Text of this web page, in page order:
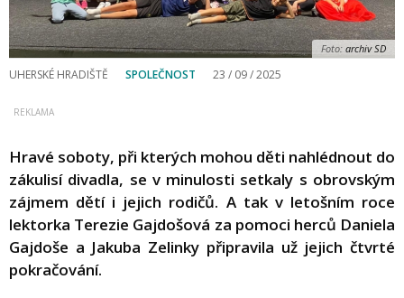
Foto: archiv SD
UHERSKÉ HRADIŠTĚ SPOLEČNOST 23 / 09 / 2025
Hravé soboty, při kterých mohou děti nahlédnout do
zákulisí divadla, se v minulosti setkaly s obrovským
zájmem dětí i jejich rodičů. A tak v letošním roce
lektorka Terezie Gajdošová za pomoci herců Daniela
Gajdoše a Jakuba Zelinky připravila už jejich čtvrté
pokračování.